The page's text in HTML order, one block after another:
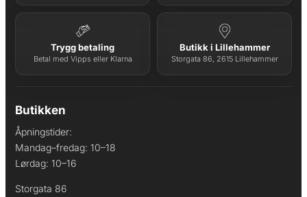
Trygg betaling
Betal med Vipps eller Klarna
Butikk i Lillehammer
Storgata 86, 2615 Lillehammer
Butikken
Åpningstider:
Mandag–fredag: 10–18
Lørdag: 10–16
Storgata 86